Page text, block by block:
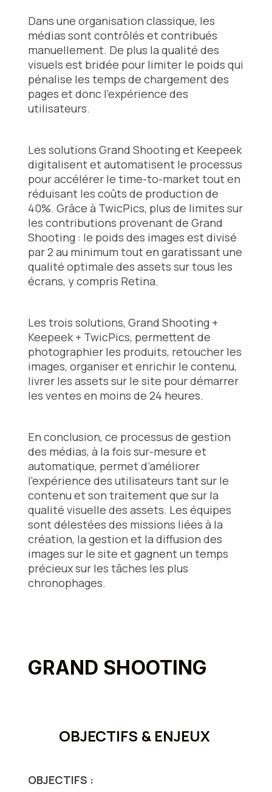
Dans une organisation classique, les
médias sont contrôlés et contribués
manuellement. De plus la qualité des
visuels est bridée pour limiter le poids qui
pénalise les temps de chargement des
pages et donc l’expérience des
utilisateurs.
Les solutions Grand Shooting et Keepeek
digitalisent et automatisent le processus
pour accélérer le time-to-market tout en
réduisant les coûts de production de
40%. Grâce à TwicPics, plus de limites sur
les contributions provenant de Grand
Shooting : le poids des images est divisé
par 2 au minimum tout en garatissant une
qualité optimale des assets sur tous les
écrans, y compris Retina.
Les trois solutions, Grand Shooting +
Keepeek + TwicPics, permettent de
photographier les produits, retoucher les
images, organiser et enrichir le contenu,
livrer les assets sur le site pour démarrer
les ventes en moins de 24 heures.
En conclusion, ce processus de gestion
des médias, à la fois sur-mesure et
automatique, permet d’améliorer
l’expérience des utilisateurs tant sur le
contenu et son traitement que sur la
qualité visuelle des assets. Les équipes
sont délestées des missions liées à la
création, la gestion et la diffusion des
images sur le site et gagnent un temps
précieux sur les tâches les plus
chronophages.
GRAND SHOOTING
OBJECTIFS & ENJEUX
OBJECTIFS :